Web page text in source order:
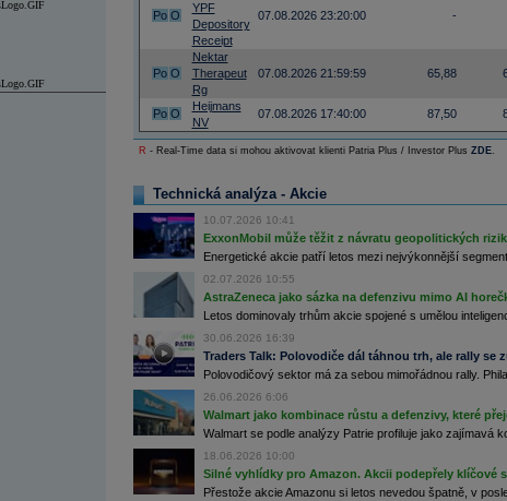
Po O
YPF
Depository
Receipt
07.08.2026 23:20:00 -
Po O
Nektar
Therapeut
Rg
07.08.2026 21:59:59 65,88
Po O
Heijmans
NV
07.08.2026 17:40:00 87,50
R - Real-Time data si mohou aktivovat klienti Patria Plus / Investor Plus ZDE.
Technická analýza - Akcie
10.07.2026 10:41
ExxonMobil může těžit z návratu geopolitických
Energetické akcie patří letos mezi nejvýkonnější
02.07.2026 10:55
AstraZeneca jako sázka na defenzivu mimo AI
Letos dominovaly trhům akcie spojené s umělou
30.06.2026 16:39
Traders Talk: Polovodiče dál táhnou trh, ale rally se
Polovodičový sektor má za sebou mimořádnou rally.
26.06.2026 6:06
Walmart jako kombinace růstu a defenzivy, které
Walmart se podle analýzy Patrie profiluje jako zajímavá
18.06.2026 10:00
Silné vyhlídky pro Amazon. Akcii podepřely klíčové
Přestože akcie Amazonu si letos nevedou špatně, v